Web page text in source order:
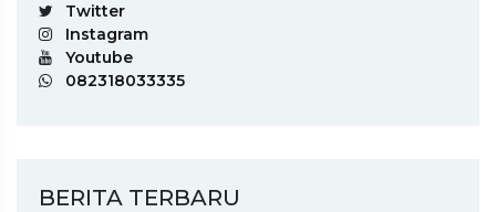
Twitter
Instagram
Youtube
082318033335
BERITA TERBARU